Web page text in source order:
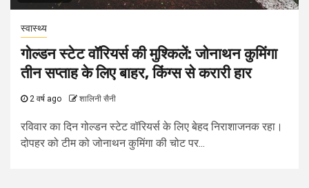
स्वास्थ्य
गोल्डन स्टेट वॉरियर्स की मुश्किलें: जोनाथन कुमिंगा
तीन सप्ताह के लिए बाहर, किंग्स से करारी हार
2 वर्ष ago शालिनी सैनी
रविवार का दिन गोल्डन स्टेट वॉरियर्स के लिए बेहद निराशाजनक रहा।
दोपहर को टीम को जोनाथन कुमिंगा की चोट पर...